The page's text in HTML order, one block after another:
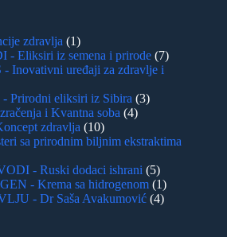
zdravlja
1
Eliksiri iz semena i prirode 7
Inovativni uređaji za zdravlje i
eliksiri iz Sibira 3
i Kvantna soba 4
zdravlja
10
sa prirodnim biljnim ekstraktima
- Ruski dodaci ishrani
5
- Krema sa hidrogenom 1
- Dr Saša Avakumović 4